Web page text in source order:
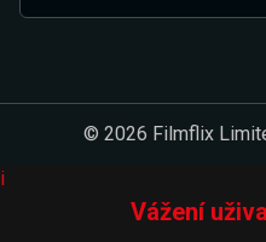
© 2026 Filmflix
i
Vážení